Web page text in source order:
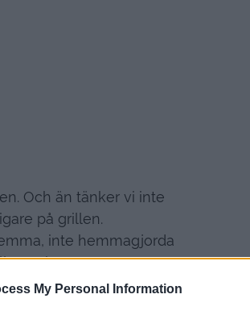
My Personal Information
Och än tänker vi inte
på grillen.
inte hemmagjorda
era kommentarer /
ni gillar den, och kul att